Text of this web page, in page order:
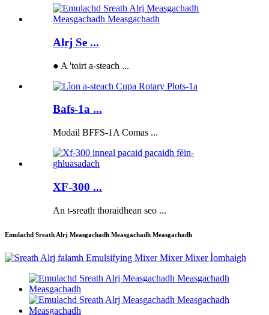
Alrj Se ...
● A 'toirt a-steach ...
Bafs-1a ...
Modail BFFS-1A Comas ...
XF-300 ...
An t-sreath thoraidhean seo ...
Emulachd Sreath Alrj Measgachadh Measgachadh Measgachadh